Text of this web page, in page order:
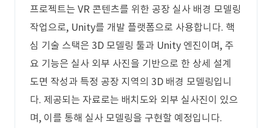
프로젝트는 VR 콘텐츠를 위한 공장 실사 배경 모델링
작업으로, Unity를 개발 플랫폼으로 사용합니다. 핵
심 기술 스택은 3D 모델링 툴과 Unity 엔진이며, 주
요 기능은 실사 외부 사진을 기반으로 한 상세 설계
도면 작성과 특정 공장 지역의 3D 배경 모델링입니
다. 제공되는 자료로는 배치도와 외부 실사진이 있으
며, 이를 통해 실사 모델링을 구현할 예정입니다.